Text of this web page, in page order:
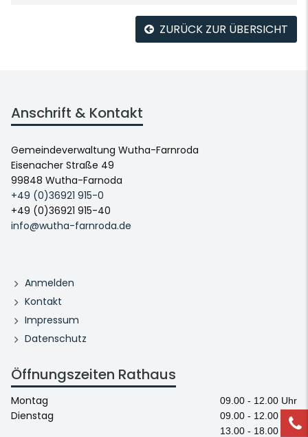
ZURÜCK ZUR ÜBERSICHT
Anschrift & Kontakt
Gemeindeverwaltung Wutha-Farnroda
Eisenacher Straße 49
99848 Wutha-Farnoda
+49 (0)36921 915-0
+49 (0)36921 915-40
info@wutha-farnroda.de
Anmelden
Kontakt
Impressum
Datenschutz
Öffnungszeiten Rathaus
Montag 09.00 - 12.00 Uhr
Dienstag
09.00 - 12.00 Uhr
13.00 - 18.00 Uhr